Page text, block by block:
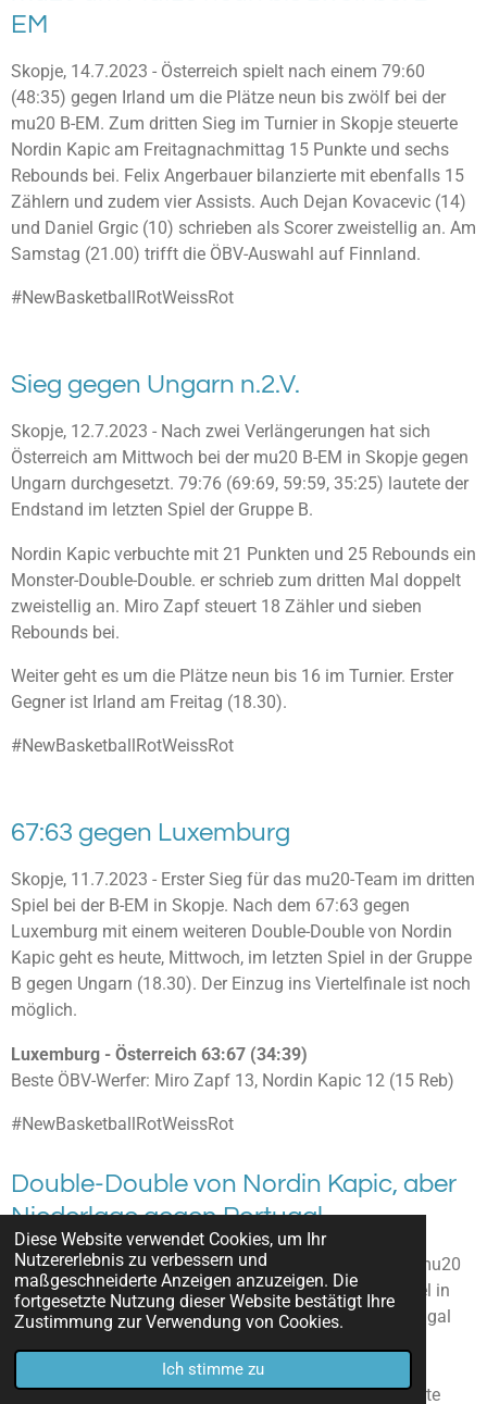
Diese Website verwendet Cookies, um Ihr
Nutzererlebnis zu verbessern und
maßgeschneiderte Anzeigen anzuzeigen. Die
fortgesetzte Nutzung dieser Website bestätigt Ihre
Zustimmung zur Verwendung von Cookies.
Ich stimme zu
EM
Skopje, 14.7.2023 - Österreich spielt nach einem 79:60
(48:35) gegen Irland um die Plätze neun bis zwölf bei der
mu20 B-EM. Zum dritten Sieg im Turnier in Skopje steuerte
Nordin Kapic am Freitagnachmittag 15 Punkte und sechs
Rebounds bei. Felix Angerbauer bilanzierte mit ebenfalls 15
Zählern und zudem vier Assists. Auch Dejan Kovacevic (14)
und Daniel Grgic (10) schrieben als Scorer zweistellig an. Am
Samstag (21.00) trifft die ÖBV-Auswahl auf Finnland.
#NewBasketballRotWeissRot
Sieg gegen Ungarn n.2.V.
Skopje, 12.7.2023 - Nach zwei Verlängerungen hat sich
Österreich am Mittwoch bei der mu20 B-EM in Skopje gegen
Ungarn durchgesetzt. 79:76 (69:69, 59:59, 35:25) lautete der
Endstand im letzten Spiel der Gruppe B.
Nordin Kapic verbuchte mit 21 Punkten und 25 Rebounds ein
Monster-Double-Double. er schrieb zum dritten Mal doppelt
zweistellig an. Miro Zapf steuert 18 Zähler und sieben
Rebounds bei.
Weiter geht es um die Plätze neun bis 16 im Turnier. Erster
Gegner ist Irland am Freitag (18.30).
#NewBasketballRotWeissRot
67:63 gegen Luxemburg
Skopje, 11.7.2023 - Erster Sieg für das mu20-Team im dritten
Spiel bei der B-EM in Skopje. Nach dem 67:63 gegen
Luxemburg mit einem weiteren Double-Double von Nordin
Kapic geht es heute, Mittwoch, im letzten Spiel in der Gruppe
B gegen Ungarn (18.30). Der Einzug ins Viertelfinale ist noch
möglich.
Luxemburg - Österreich 63:67 (34:39)
Beste ÖBV-Werfer: Miro Zapf 13, Nordin Kapic 12 (15 Reb)
#NewBasketballRotWeissRot
Double-Double von Nordin Kapic, aber
Niederlage gegen Portugal
Skopje, 9.7.2023 - Österreich hat am Sonntag bei der mu20
B-Europameisterschaft in Skopje auch das zweite Spiel in
der Gruppe B verloren. Beim 62:80 (36:36) gegen Portugal
verbuchte zudem elf Rebounds und somit ein Double-
Double.Miro Zapf steuerte zwölf Zähler bei und verteilte